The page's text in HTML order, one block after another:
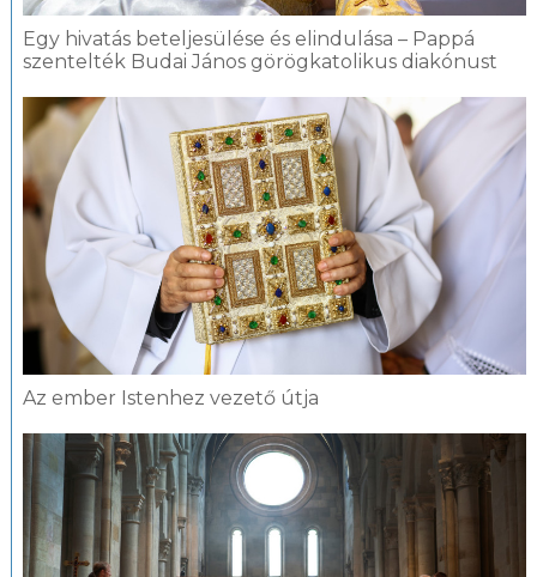
Egy hivatás beteljesülése és elindulása – Pappá
szentelték Budai János görögkatolikus diakónust
Az ember Istenhez vezető útja